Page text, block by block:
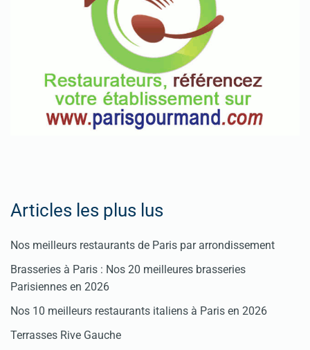
Articles les plus lus
Nos meilleurs restaurants de Paris par arrondissement
Brasseries à Paris : Nos 20 meilleures brasseries
Parisiennes en 2026
Nos 10 meilleurs restaurants italiens à Paris en 2026
Terrasses Rive Gauche